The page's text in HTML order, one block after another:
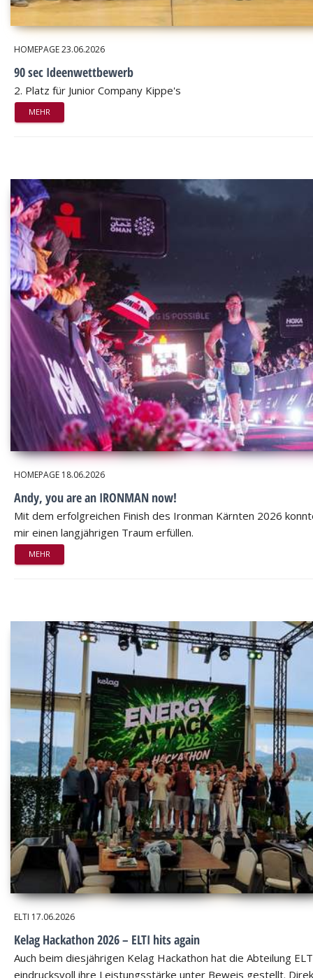
HOMEPAGE23.06.2026
90 sec Ideenwettbewerb
2. Platz für Junior Company Kippe's
MEHR
HOMEPAGE 18.06.2026
Andy, you are an IRONMAN now!
Mit dem erfolgreichen Finish des Ironman Kärnten 2026
mir einen langjährigen Traum erfüllen.
MEHR
ELTI 17.06.2026
Kelag Hackathon 2026 – ELTI hits again
Auch beim diesjährigen Kelag Hackathon hat die Abteilung
eindrucksvoll ihre Leistungsstärke unter Beweis gestellt.